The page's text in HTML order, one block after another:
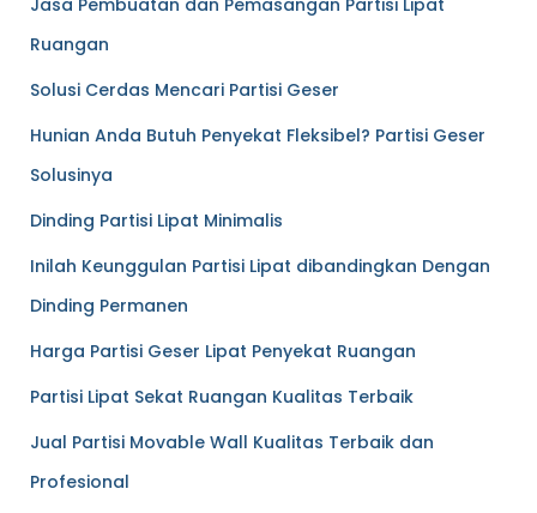
Ruangan
Solusi Cerdas Mencari Partisi Geser
Hunian Anda Butuh Penyekat Fleksibel? Partisi Geser
Solusinya
Dinding Partisi Lipat Minimalis
Inilah Keunggulan Partisi Lipat dibandingkan Dengan
Dinding Permanen
Harga Partisi Geser Lipat Penyekat Ruangan
Partisi Lipat Sekat Ruangan Kualitas Terbaik
Jual Partisi Movable Wall Kualitas Terbaik dan
Profesional